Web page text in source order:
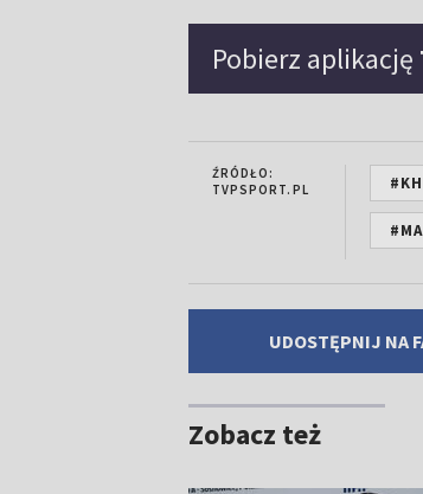
Pobierz aplikację
ŹRÓDŁO:
TVPSPORT.PL
UDOSTĘPNIJ NA
Zobacz też